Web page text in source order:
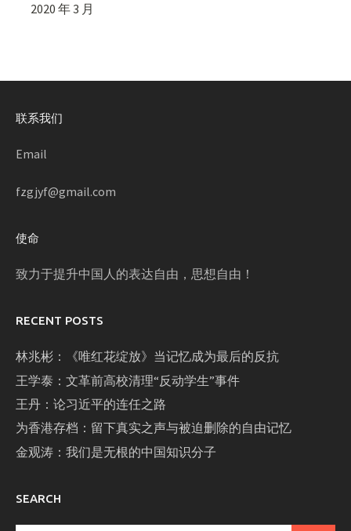
2020 年 3 月
联系我们
Email
fzgjyf@gmail.com
使命
致力于提升中国人的表达自由，思想自由！
RECENT POSTS
林兆彬：《唯红花绽放》当记忆成为最后的反抗
王学泰：文革前高校清理“反动学生”事件
王丹：论习近平的连任之路
为香港存档：留下真实之声与被迫删除的自由记忆
金观涛：我们是无根的中国知识分子
SEARCH